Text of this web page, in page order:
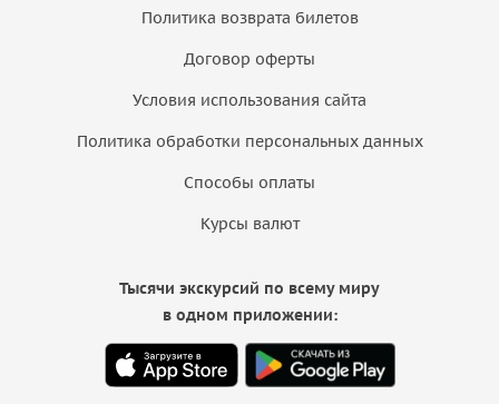
Политика возврата билетов
Договор оферты
Условия использования сайта
Политика обработки персональных данных
Способы оплаты
Курсы валют
Тысячи экскурсий по всему миру
в одном приложении: